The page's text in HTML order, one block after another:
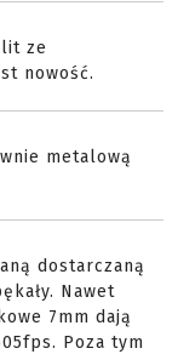
ze
nowość.
metalową
dostarczaną
Nawet
7mm dają
Poza tym